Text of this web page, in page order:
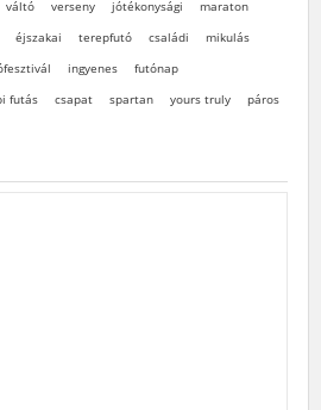
váltó verseny jótékonysági
maraton
éjszakai terepfutó családi
mikulás
ingyenes
futónap
futás csapat spartan yours truly
páros